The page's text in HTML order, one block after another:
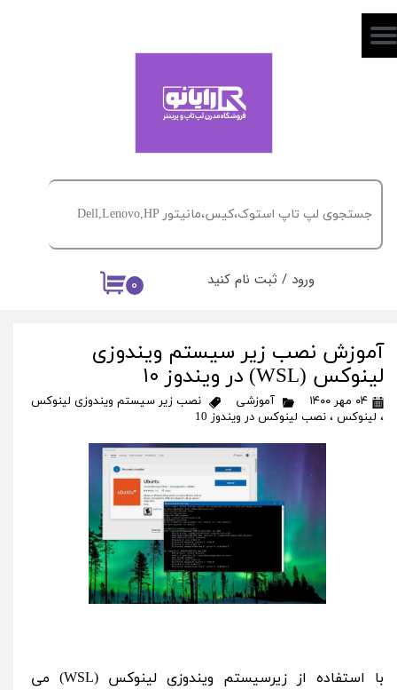
۰ ورود / ثبت نام کنید
حساب کاربری من
خروج از حساب کاربری
آموزش نصب زیر سیستم ویندوزی
لینوکس (WSL) در ویندوز ۱۰
۰۴ مهر ۱۴۰۰ آموزشی
نصب زیر سیستم ویندوزی لینوکس
، لینوکس ، نصب لینوکس در ویندوز 10
با استفاده از زیرسیستم ویندوزی لینوکس (WSL) می‌